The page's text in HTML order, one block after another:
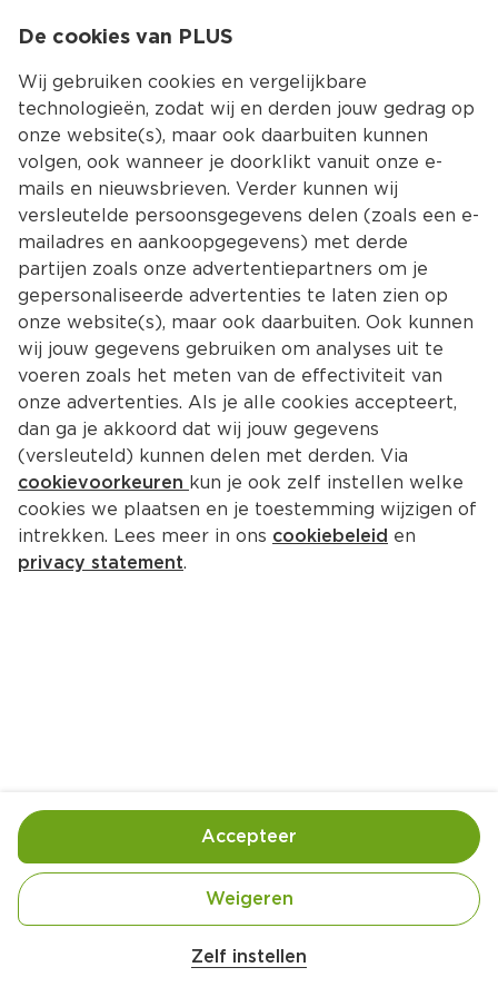
Kies jouw
300 g kipblokjes (Beter Leven)
300 g basmati- of pandanrijst
3 el arachide- of zonnebloemolie
De cookies van PLUS
Wij gebruiken cookies en vergelijkbare
technologieën, zodat wij en derden jouw gedrag op
onze website(s), maar ook daarbuiten kunnen
volgen, ook wanneer je doorklikt vanuit onze e-
mails en nieuwsbrieven. Verder kunnen wij
versleutelde persoonsgegevens delen (zoals een e-
mailadres en aankoopgegevens) met derde
partijen zoals onze advertentiepartners om je
gepersonaliseerde advertenties te laten zien op
onze website(s), maar ook daarbuiten. Ook kunnen
wij jouw gegevens gebruiken om analyses uit te
voeren zoals het meten van de effectiviteit van
onze advertenties. Als je alle cookies accepteert,
dan ga je akkoord dat wij jouw gegevens
(versleuteld) kunnen delen met derden. Via
cookievoorkeuren kun je ook zelf instellen welke
cookies we plaatsen en je toestemming wijzigen of
intrekken. Lees meer in ons cookiebeleid en
privacy statement.
Zelf instellen
Weigeren
Accepteer